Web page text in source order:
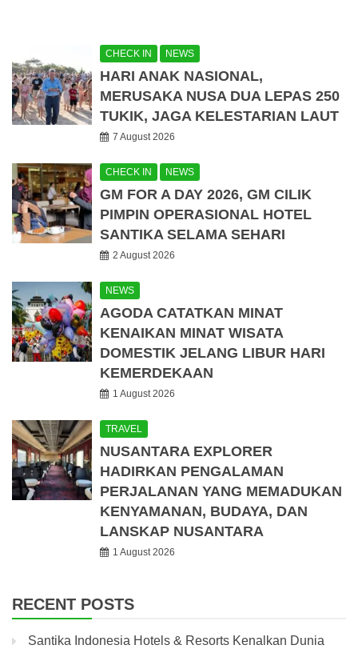
CHECK IN NEWS
HARI ANAK NASIONAL,
MERUSAKA NUSA DUA LEPAS 250
TUKIK, JAGA KELESTARIAN LAUT
7 August 2026
CHECK IN NEWS
GM FOR A DAY 2026, GM CILIK
PIMPIN OPERASIONAL HOTEL
SANTIKA SELAMA SEHARI
2 August 2026
NEWS
AGODA CATATKAN MINAT
KENAIKAN MINAT WISATA
DOMESTIK JELANG LIBUR HARI
KEMERDEKAAN
1 August 2026
TRAVEL
NUSANTARA EXPLORER
HADIRKAN PENGALAMAN
PERJALANAN YANG MEMADUKAN
KENYAMANAN, BUDAYA, DAN
LANSKAP NUSANTARA
1 August 2026
RECENT POSTS
Santika Indonesia Hotels & Resorts Kenalkan Dunia